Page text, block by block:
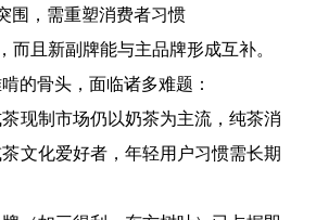
围，需重塑消费者习惯
而且新副牌能与主品牌形成互补。
的骨头，面临诸多难题：
现制市场仍以奶茶为主流，纯茶消
文化爱好者，年轻用户习惯需长期